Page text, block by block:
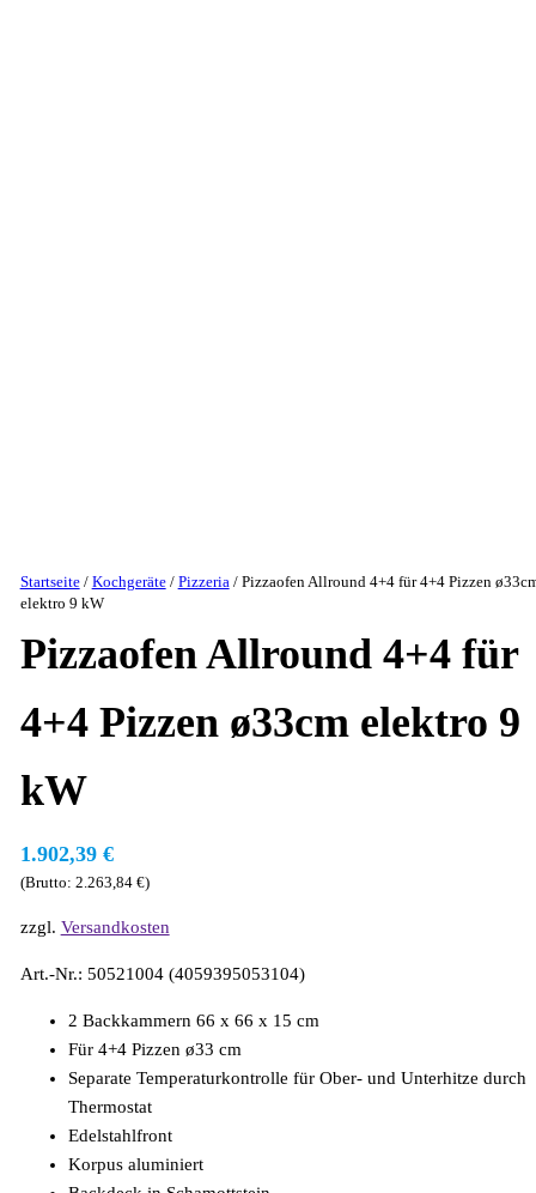
Startseite/ Kochgeräte/ Pizzeria/ Pizzaofen Allround 4+4 für 4+4 Pizzen
elektro 9 kW
Pizzaofen Allround 4+4 für
4+4 Pizzen ø33cm elektro 9
kW
1.902,39 €
(Brutto: 2.263,84 €)
zzgl. Versandkosten
Art.-Nr.: 50521004 (4059395053104)
2 Backkammern 66 x 66 x 15 cm
Für 4+4 Pizzen ø33 cm
Separate Temperaturkontrolle für Ober- und Unterhitze durch
Thermostat
Edelstahlfront
Korpus aluminiert